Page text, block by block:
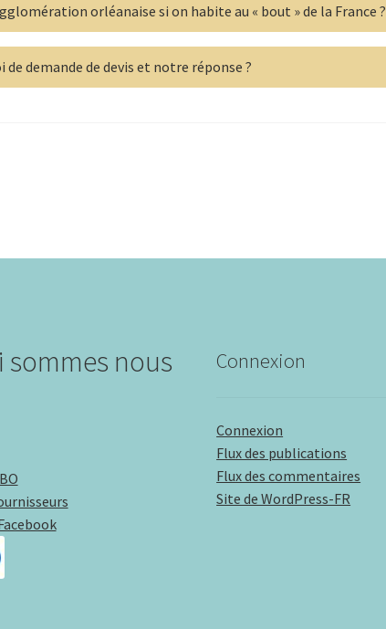
orléanaise si on habite au « bout » de la France ?
demande de devis et notre réponse ?
sommes nous
Connexion
Connexion
Flux des publications
Flux des commentaires
Site de WordPress-FR